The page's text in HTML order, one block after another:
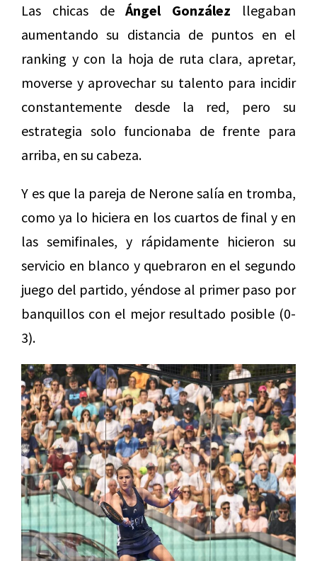
Las chicas deÁngel González llegaban
aumentando su distancia de puntos en el
ranking y con la hoja de ruta clara, apretar,
moverse y aprovechar su talento para incidir
constantemente desde la red, pero su
estrategia solo funcionaba de frente para
arriba, en su cabeza.
Y es que la pareja de Nerone salía en tromba,
como ya lo hiciera en los cuartos de final y en
las semifinales, y rápidamente hicieron su
servicio en blanco y quebraron en el segundo
juego del partido, yéndose al primer paso por
banquillos con el mejor resultado posible (0-
3).